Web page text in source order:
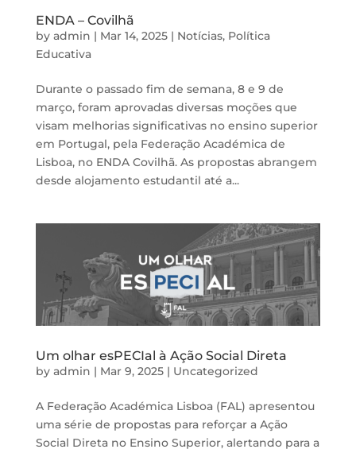
ENDA – Covilhã
by admin | Mar 14, 2025| Notícias, Política
Educativa
Durante o passado fim de semana, 8 e 9 de
março, foram aprovadas diversas moções que
visam melhorias significativas no ensino superior
em Portugal, pela Federação Académica de
Lisboa, no ENDA Covilhã. As propostas abrangem
desde alojamento estudantil até a...
Um olhar esPECIal à Ação Social Direta
by admin | Mar 9, 2025| Uncategorized
A Federação Académica Lisboa (FAL) apresentou
uma série de propostas para reforçar a Ação
Social Direta no Ensino Superior, alertando para a